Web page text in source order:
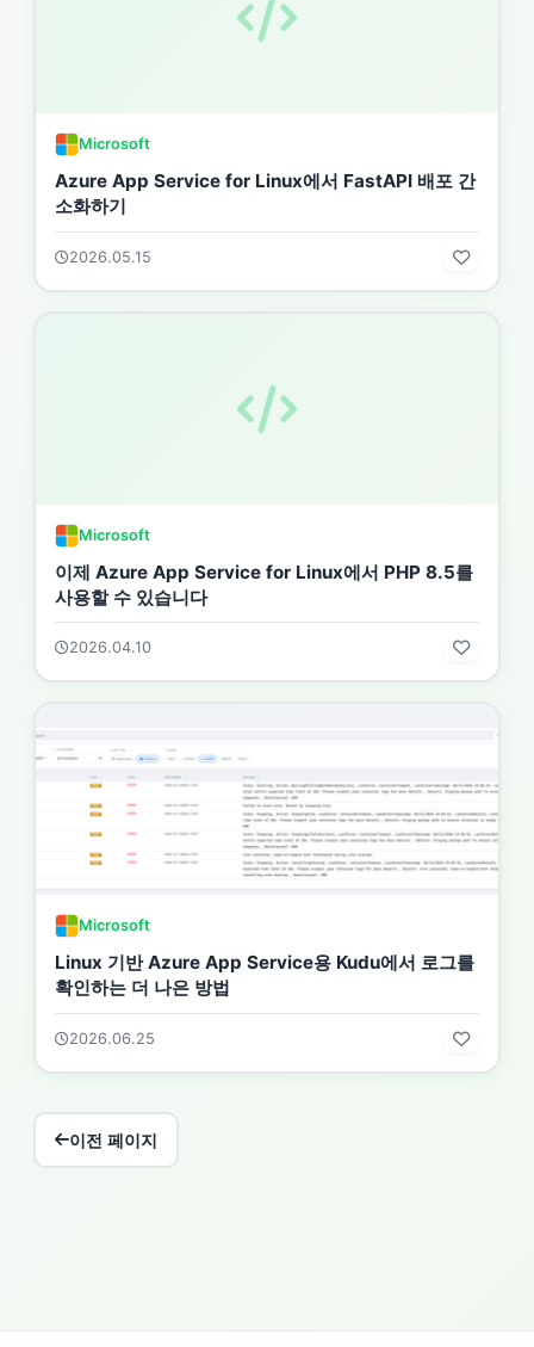
Microsoft
Azure App Service for Linux에서 FastAPI 배포 간
소화하기
2026.05.15
Microsoft
이제 Azure App Service for Linux에서 PHP 8.5를
사용할 수 있습니다
2026.04.10
Microsoft
Linux 기반 Azure App Service용 Kudu에서 로그를
확인하는 더 나은 방법
2026.06.25
이전 페이지